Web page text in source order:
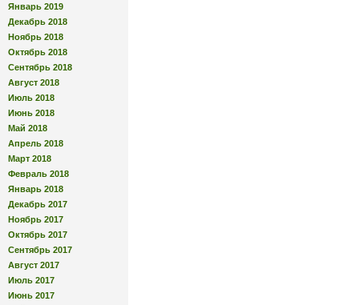
Январь 2019
Декабрь 2018
Ноябрь 2018
Октябрь 2018
Сентябрь 2018
Август 2018
Июль 2018
Июнь 2018
Май 2018
Апрель 2018
Март 2018
Февраль 2018
Январь 2018
Декабрь 2017
Ноябрь 2017
Октябрь 2017
Сентябрь 2017
Август 2017
Июль 2017
Июнь 2017